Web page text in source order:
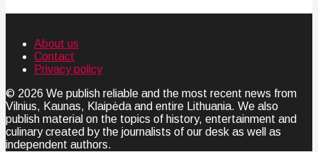
About us
Contact
Privacy policy
© 2026 We publish reliable and the most recent news from
Vilnius, Kaunas, Klaipėda and entire Lithuania. We also
publish material on the topics of history, entertainment and
culinary created by the journalists of our desk as well as
independent authors.